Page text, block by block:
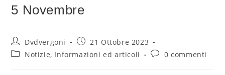
5 Novembre
Dvdvergoni
21 Ottobre 2023
Notizie, Informazioni ed articoli
0 commenti